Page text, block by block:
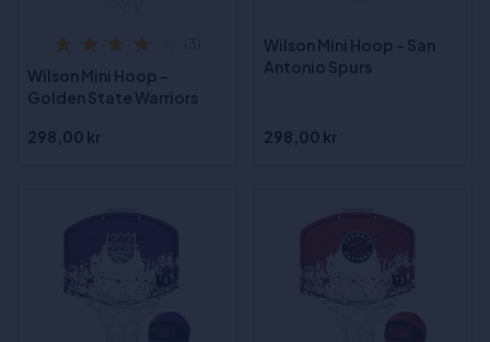
Wilson Mini Hoop -
Golden State Warriors
298,00 kr
Wilson Mini Hoop - San
Antonio Spurs
298,00 kr